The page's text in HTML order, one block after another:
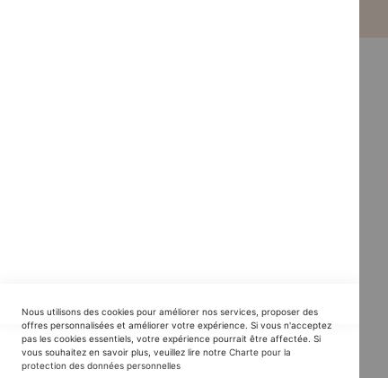
Horaires SAV :
du Lundi au Jeudi : 9h30 -12h30 / 14h - 17h30
Vendredi : 9h30 - 12h30 / 14h - 16h00
Nous utilisons des cookies pour améliorer nos services, proposer des
offres personnalisées et améliorer votre expérience. Si vous n'acceptez
pas les cookies essentiels, votre expérience pourrait être affectée. Si
vous souhaitez en savoir plus, veuillez lire notre Charte pour la
protection des données personnelles